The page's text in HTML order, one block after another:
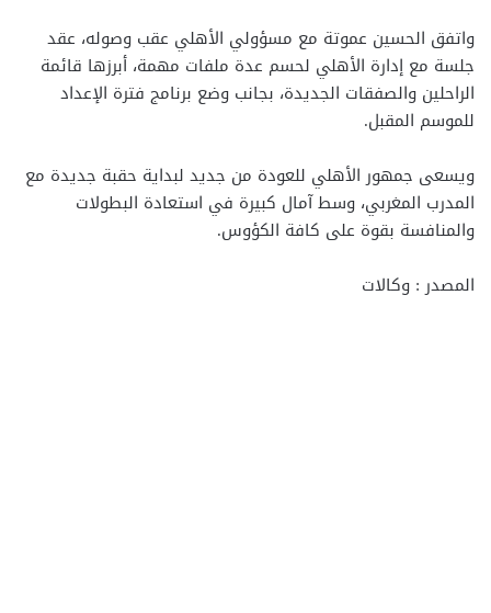
واتفق الحسين عموتة مع مسؤولي الأهلي عقب وصوله، عقد
جلسة مع إدارة الأهلي لحسم عدة ملفات مهمة، أبرزها قائمة
الراحلين والصفقات الجديدة، بجانب وضع برنامج فترة الإعداد
للموسم المقبل.
ويسعى جمهور الأهلي للعودة من جديد لبداية حقبة جديدة مع
المدرب المغربي، وسط آمال كبيرة في استعادة البطولات
والمنافسة بقوة على كافة الكؤوس.
المصدر : وكالات